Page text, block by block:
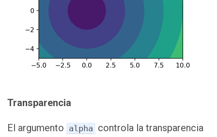
Transparencia
El argumento alpha controla la transparencia